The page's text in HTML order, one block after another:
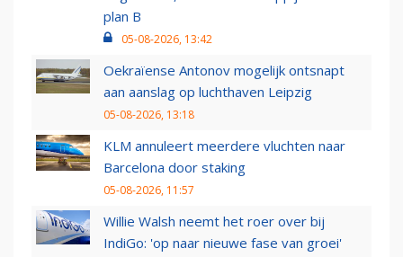
plan B
05-08-2026, 13:42
Oekraïense Antonov mogelijk ontsnapt
aan aanslag op luchthaven Leipzig
05-08-2026, 13:18
KLM annuleert meerdere vluchten naar
Barcelona door staking
05-08-2026, 11:57
Willie Walsh neemt het roer over bij
IndiGo: 'op naar nieuwe fase van groei'